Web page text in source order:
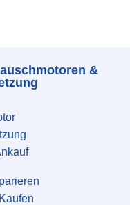
&